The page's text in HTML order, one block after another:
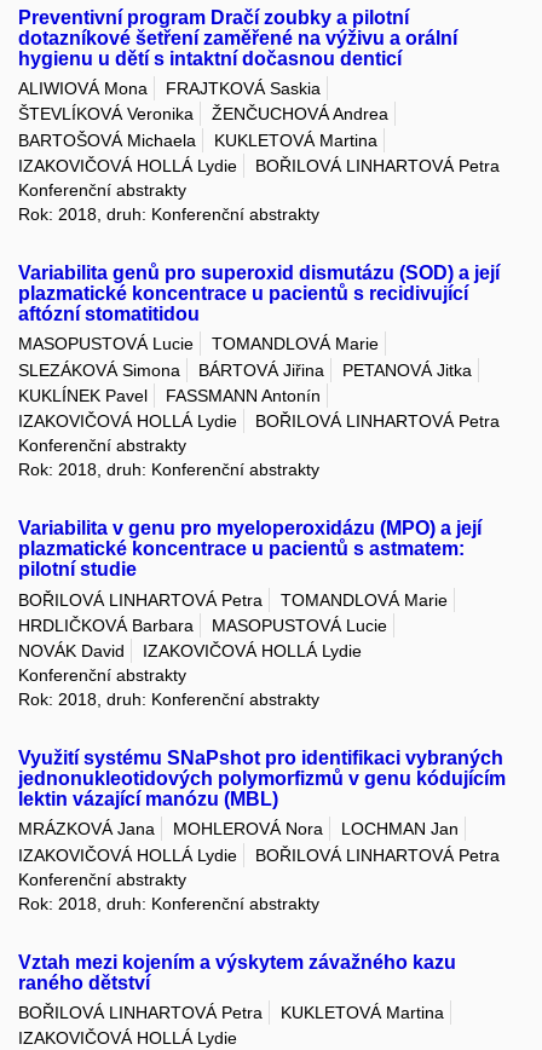
Preventivní program Dračí zoubky a pilotní
dotazníkové šetření zaměřené na výživu a orální
hygienu u dětí s intaktní dočasnou denticí
ALIWIOVÁ Mona
FRAJTKOVÁ Saskia
ŠTEVLÍKOVÁ Veronika
ŽENČUCHOVÁ Andrea
BARTOŠOVÁ Michaela
KUKLETOVÁ Martina
IZAKOVIČOVÁ HOLLÁ Lydie
BOŘILOVÁ LINHARTOVÁ Petra
Konferenční abstrakty
Rok: 2018, druh: Konferenční abstrakty
Variabilita genů pro superoxid dismutázu (SOD) a její
plazmatické koncentrace u pacientů s recidivující
aftózní stomatitidou
MASOPUSTOVÁ Lucie
TOMANDLOVÁ Marie
SLEZÁKOVÁ Simona
BÁRTOVÁ Jiřina
PETANOVÁ Jitka
KUKLÍNEK Pavel
FASSMANN Antonín
IZAKOVIČOVÁ HOLLÁ Lydie
BOŘILOVÁ LINHARTOVÁ Petra
Konferenční abstrakty
Rok: 2018, druh: Konferenční abstrakty
Variabilita v genu pro myeloperoxidázu (MPO) a její
plazmatické koncentrace u pacientů s astmatem:
pilotní studie
BOŘILOVÁ LINHARTOVÁ Petra
TOMANDLOVÁ Marie
HRDLIČKOVÁ Barbara
MASOPUSTOVÁ Lucie
NOVÁK David
IZAKOVIČOVÁ HOLLÁ Lydie
Konferenční abstrakty
Rok: 2018, druh: Konferenční abstrakty
Využití systému SNaPshot pro identifikaci vybraných
jednonukleotidových polymorfizmů v genu kódujícím
lektin vázající manózu (MBL)
MRÁZKOVÁ Jana MOHLEROVÁ Nora
LOCHMAN Jan
IZAKOVIČOVÁ HOLLÁ Lydie
BOŘILOVÁ LINHARTOVÁ Petra
Konferenční abstrakty
Rok: 2018, druh: Konferenční abstrakty
Vztah mezi kojením a výskytem závažného kazu
raného dětství
BOŘILOVÁ LINHARTOVÁ Petra
KUKLETOVÁ Martina
IZAKOVIČOVÁ HOLLÁ Lydie